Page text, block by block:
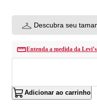
Descubra seu
Entenda a medida da
Adicionar ao carrinho